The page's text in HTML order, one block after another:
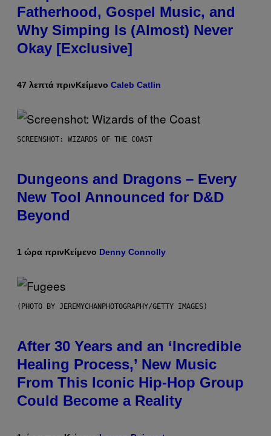
Fatherhood, Gospel Music, and
Why Simping Is (Almost) Never
Okay [Exclusive]
47 λεπτά πρινΚείμενο Caleb Catlin
SCREENSHOT: WIZARDS OF THE COAST
Dungeons and Dragons – Every
New Tool Announced for D&D
Beyond
1 ώρα πρινΚείμενο Denny Connolly
(PHOTO BY JEREMYCHANPHOTOGRAPHY/GETTY IMAGES)
After 30 Years and an ‘Incredible
Healing Process,’ New Music
From This Iconic Hip-Hop Group
Could Become a Reality